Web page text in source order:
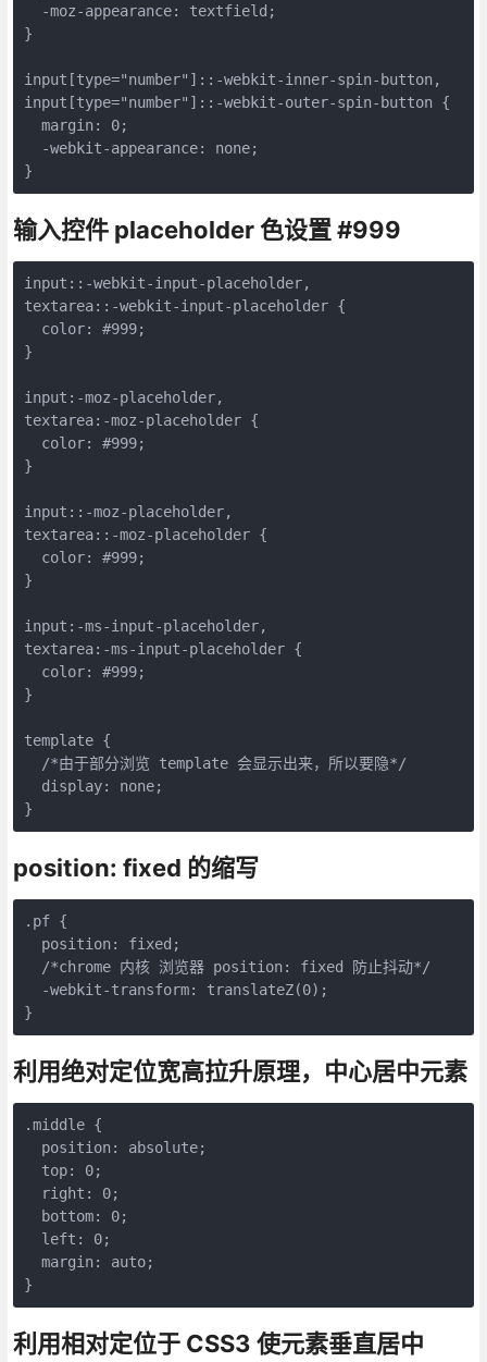
  -moz-appearance: textfield;
}
input[type="number"]::-webkit-inner-spin-button,
input[type="number"]::-webkit-outer-spin-button {
  margin: 0;
  -webkit-appearance: none;
}
输入控件 placeholder 色设置 #999
input::-webkit-input-placeholder,
textarea::-webkit-input-placeholder {
  color: #999;
}
input:-moz-placeholder,
textarea:-moz-placeholder {
  color: #999;
}
input::-moz-placeholder,
textarea::-moz-placeholder {
  color: #999;
}
input:-ms-input-placeholder,
textarea:-ms-input-placeholder {
  color: #999;
}
template {
  /*由于部分浏览 template 会显示出来，所以要隐*/
  display: none;
}
position: fixed 的缩写
.pf {
  position: fixed;
  /*chrome 内核 浏览器 position: fixed 防止抖动*/
  -webkit-transform: translateZ(0);
}
利用绝对定位宽高拉升原理，中心居中元素
.middle {
  position: absolute;
  top: 0;
  right: 0;
  bottom: 0;
  left: 0;
  margin: auto;
}
利用相对定位于 CSS3 使元素垂直居中